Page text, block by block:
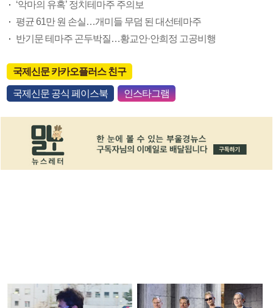
‘악마의 유혹’ 정치테마주 주의보
평균 61만 원 손실…개미들 무덤 된 대선테마주
반기문 테마주 곤두박질…황교안·안희정 고공비행
국제신문 카카오플러스 친구
국제신문 공식 페이스북 인스타그램